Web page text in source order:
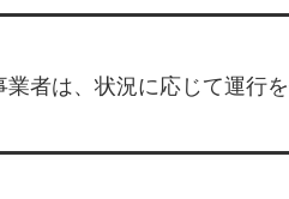
者は、状況に応じて運行